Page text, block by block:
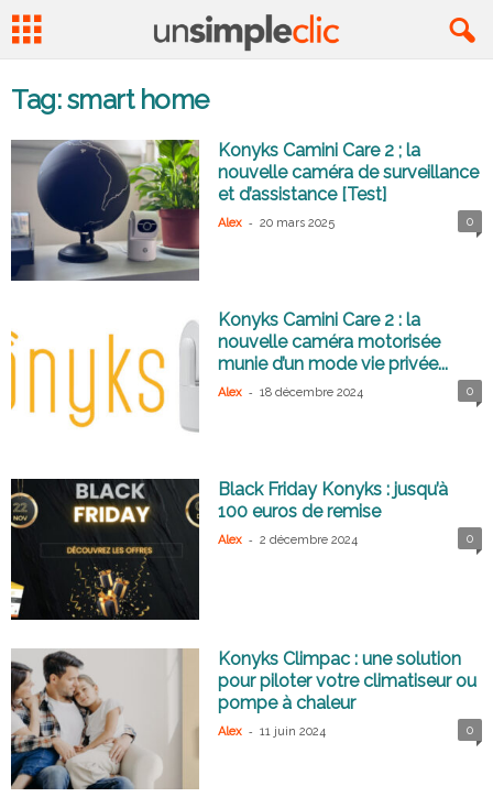
Tag: smart home
Konyks Camini Care 2 ; la
nouvelle caméra de surveillance
et d’assistance [Test]
Alex - 20 mars 2025 0
Konyks Camini Care 2 : la
nouvelle caméra motorisée
munie d’un mode vie privée...
Alex - 18 décembre 2024 0
Black Friday Konyks : jusqu’à
100 euros de remise
Alex - 2 décembre 2024 0
Konyks Climpac : une solution
pour piloter votre climatiseur ou
pompe à chaleur
Alex - 11 juin 2024 0